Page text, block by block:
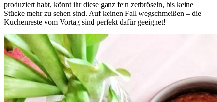
produziert habt, könnt ihr diese ganz fein zerbröseln, bis keine
Stücke mehr zu sehen sind. Auf keinen Fall wegschmeißen – die
Kuchenreste vom Vortag sind perfekt dafür geeignet!